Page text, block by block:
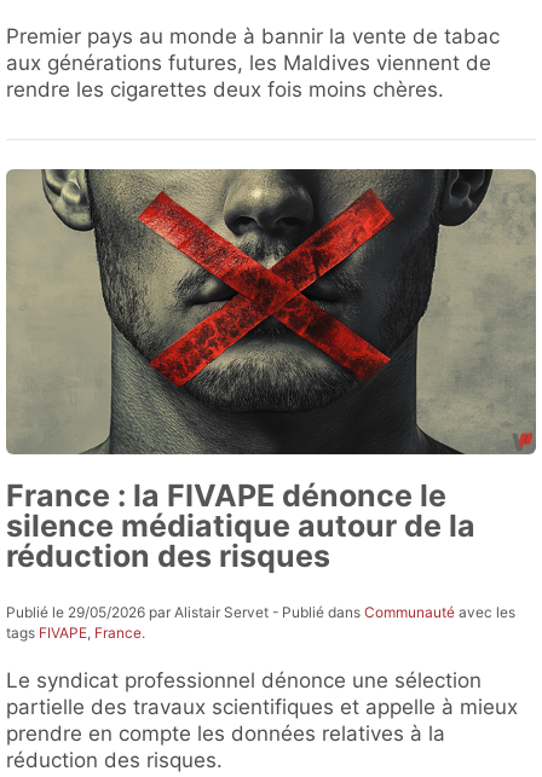
Premier pays au monde à bannir la vente de tabac
aux générations futures, les Maldives viennent de
rendre les cigarettes deux fois moins chères.
France : la FIVAPE dénonce le
silence médiatique autour de la
réduction des risques
Publié le 29/05/2026 par Alistair Servet - Publié dans Communauté avec les
tags FIVAPE, France.
Le syndicat professionnel dénonce une sélection
partielle des travaux scientifiques et appelle à mieux
prendre en compte les données relatives à la
réduction des risques.